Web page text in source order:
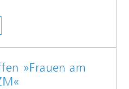
»Frauen am